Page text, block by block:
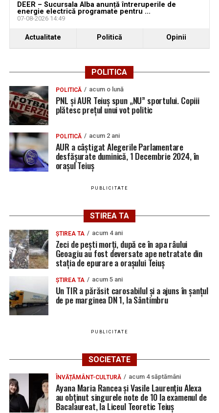
DEER – Sucursala Alba anunță întreruperile de
energie electrică programate pentru ...
07-08-2026 14:49
Actualitate Politică Opinii
POLITICA
POLITICĂ acum o lună
PNL și AUR Teiuș spun „NU” sportului. Copiii
plătesc prețul unui vot politic
POLITICĂ acum 2 ani
AUR a câștigat Alegerile Parlamentare
desfășurate duminică, 1 Decembrie 2024, în
orașul Teiuș
PUBLICITATE
STIREA TA
ȘTIREA TA acum 4 ani
Zeci de pești morți, după ce în apa râului
Geoagiu au fost deversate ape netratate din
stația de epurare a orașului Teiuș
ȘTIREA TA acum 5 ani
Un TIR a părăsit carosabilul și a ajuns în șanțul
de pe marginea DN 1, la Sântimbru
PUBLICITATE
SOCIETATE
ÎNVĂȚĂMÂNT-CULTURĂ acum 4 săptămâni
Ayana Maria Rancea și Vasile Laurențiu Alexa
au obținut singurele note de 10 la examenul de
Bacalaureat, la Liceul Teoretic Teiuș